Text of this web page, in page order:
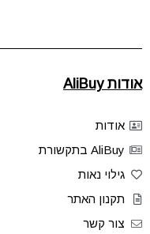
אודות AliBuy
אודות
AliBuy בתקשורת
גילוי נאות
תקנון האתר
צור קשר